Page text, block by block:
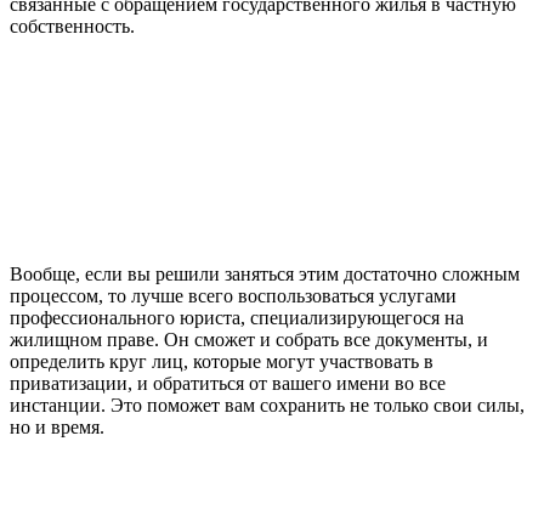
связанные с обращением государственного жилья в частную
собственность.
Вообще, если вы решили заняться этим достаточно сложным
процессом, то лучше всего воспользоваться услугами
профессионального юриста, специализирующегося на
жилищном праве. Он сможет и собрать все документы, и
определить круг лиц, которые могут участвовать в
приватизации, и обратиться от вашего имени во все
инстанции. Это поможет вам сохранить не только свои силы,
но и время.